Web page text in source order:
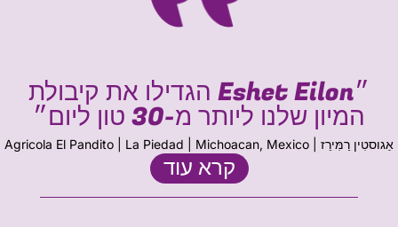
״Eshet Eilon הגדילו את קיבולת
המיון שלנו ליותר מ-30 טון ליום״
אַגוסטִין רַמִּירֵז | Agricola El Pandito | La Piedad | Michoacan, Mexico
קרא עוד